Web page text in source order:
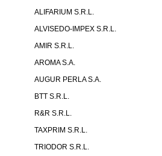
ALIFARIUM S.R.L.
ALVISEDO-IMPEX S.R.L.
AMIR S.R.L.
AROMA S.A.
AUGUR PERLA S.A.
BTT S.R.L.
R&R S.R.L.
TAXPRIM S.R.L.
TRIODOR S.R.L.